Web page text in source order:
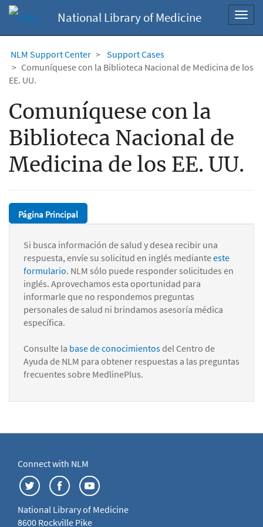
National Library of Medicine
NLM Support Center
Support Cases
Comuníquese con la Biblioteca Nacional de Medicina de los
EE. UU.
Comuníquese con la
Biblioteca Nacional de
Medicina de los EE. UU.
Página Principal
Si busca información de salud y desea recibir una
respuesta, envíe su solicitud en inglés medianteeste
formulario. NLM sólo puede responder solicitudes en
inglés. Aprovechamos esta oportunidad para
informarle que no respondemos preguntas
personales de salud ni brindamos asesoría médica
específica.
Consulte la base de conocimientosdel Centro de
Ayuda de NLM para obtener respuestas a las preguntas
frecuentes sobre MedlinePlus.
Connect with NLM
National Library of Medicine
8600 Rockville Pike